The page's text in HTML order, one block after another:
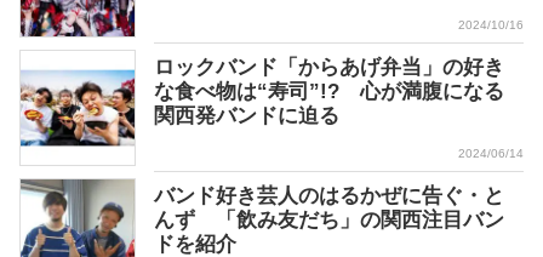
2024/10/16
ロックバンド「からあげ弁当」の好き
な食べ物は“寿司”!? 心が満腹になる
関西発バンドに迫る
2024/06/14
バンド好き芸人のはるかぜに告ぐ・と
んず 「飲み友だち」の関西注目バン
ドを紹介